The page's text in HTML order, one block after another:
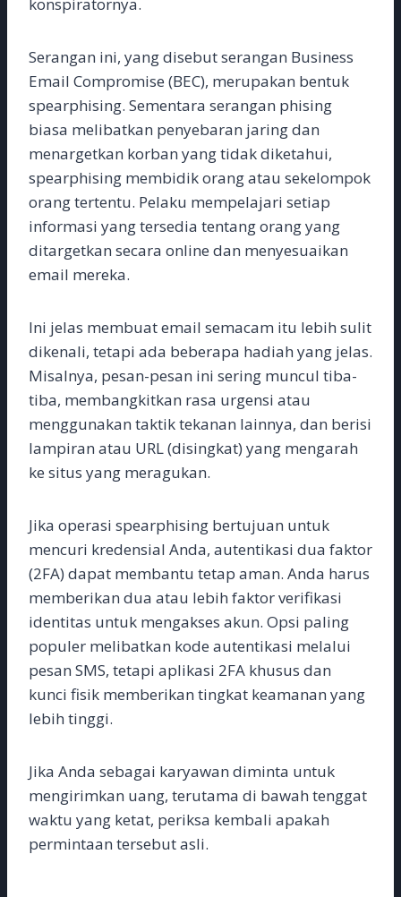
Serangan ini, yang disebut serangan Business
Email Compromise (BEC), merupakan bentuk
spearphising. Sementara serangan phising
biasa melibatkan penyebaran jaring dan
menargetkan korban yang tidak diketahui,
spearphising membidik orang atau sekelompok
orang tertentu. Pelaku mempelajari setiap
informasi yang tersedia tentang orang yang
ditargetkan secara online dan menyesuaikan
email mereka.
Ini jelas membuat email semacam itu lebih sulit
dikenali, tetapi ada beberapa hadiah yang jelas.
Misalnya, pesan-pesan ini sering muncul tiba-
tiba, membangkitkan rasa urgensi atau
menggunakan taktik tekanan lainnya, dan berisi
lampiran atau URL (disingkat) yang mengarah
ke situs yang meragukan.
Jika operasi spearphising bertujuan untuk
mencuri kredensial Anda, autentikasi dua faktor
(2FA) dapat membantu tetap aman. Anda harus
memberikan dua atau lebih faktor verifikasi
identitas untuk mengakses akun. Opsi paling
populer melibatkan kode autentikasi melalui
pesan SMS, tetapi aplikasi 2FA khusus dan
kunci fisik memberikan tingkat keamanan yang
lebih tinggi.
Jika Anda sebagai karyawan diminta untuk
mengirimkan uang, terutama di bawah tenggat
waktu yang ketat, periksa kembali apakah
permintaan tersebut asli.